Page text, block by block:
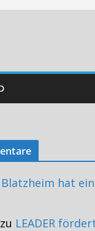
Blatzheim hat
zu LEADER